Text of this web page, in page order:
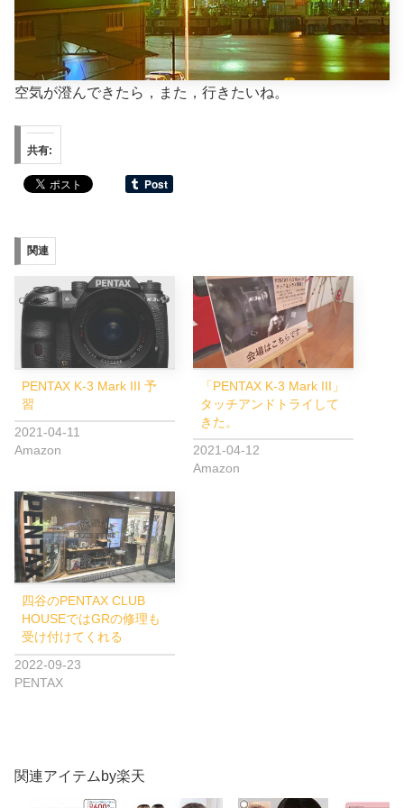
空気が澄んできたら，また，行きたいね。
共有:
関連
PENTAX K-3 Mark III 予
習
2021-04-11
Amazon
「PENTAX K-3 Mark III」
タッチアンドトライして
きた。
2021-04-12
Amazon
四谷のPENTAX CLUB
HOUSEではGRの修理も
受け付けてくれる
2022-09-23
PENTAX
関連アイテムby楽天